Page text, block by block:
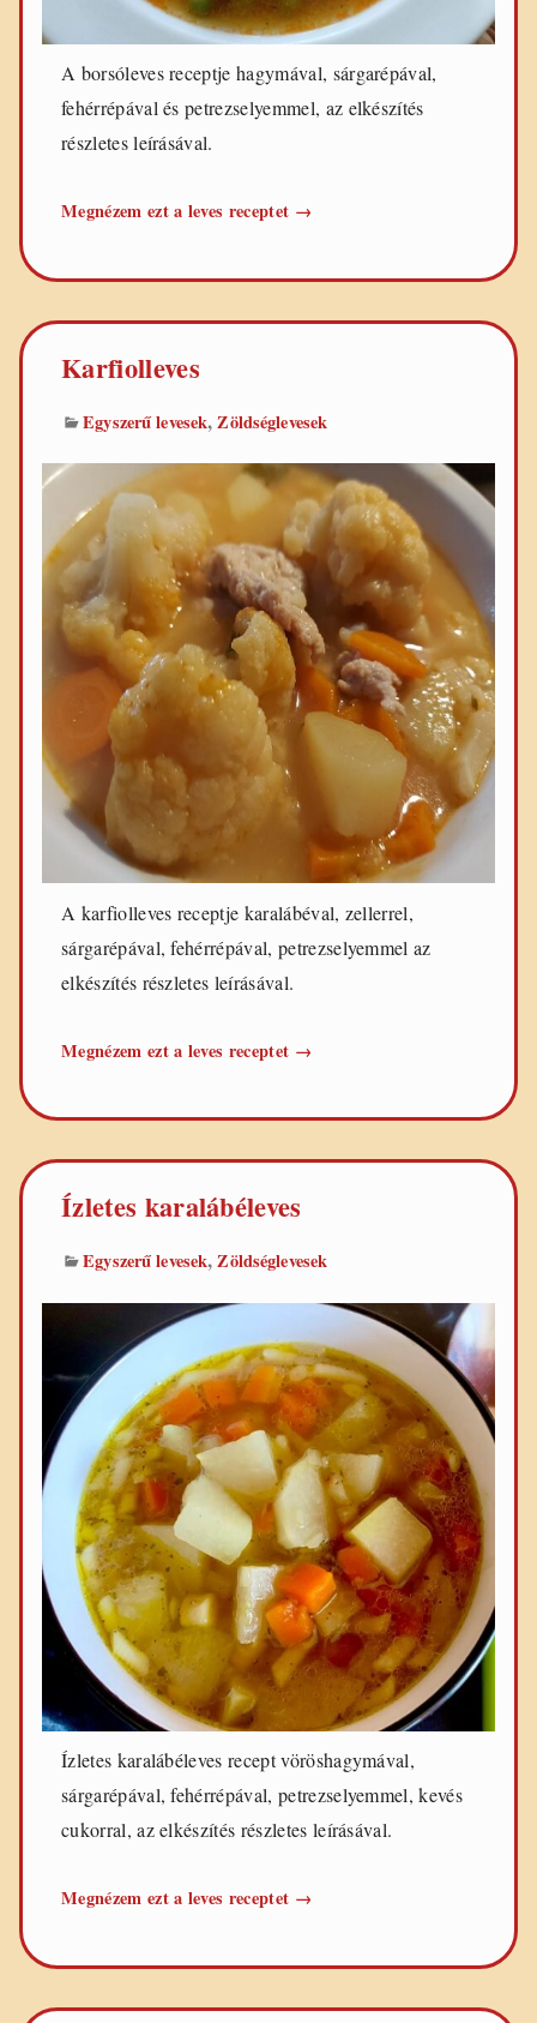
A borsóleves receptje hagymával, sárgarépával,
fehérrépával és petrezselyemmel, az elkészítés
részletes leírásával.
Megnézem ezt a leves receptet Borsóleves
→
Karfiolleves
Egyszerű levesek, Zöldséglevesek
A karfiolleves receptje karalábéval, zellerrel,
sárgarépával, fehérrépával, petrezselyemmel az
elkészítés részletes leírásával.
Megnézem ezt a leves receptet Karfiolleves
→
Ízletes karalábéleves
Egyszerű levesek,Zöldséglevesek
Ízletes karalábéleves recept vöröshagymával,
sárgarépával, fehérrépával, petrezselyemmel, kevés
cukorral, az elkészítés részletes leírásával.
Megnézem ezt a leves receptet Ízletes
→